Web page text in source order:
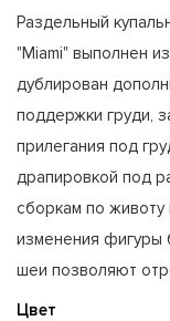
Раздельный
"Miami" выполнен
дублирован
поддержки груди,
прилегания под
драпировкой под
сборкам по животу
изменения фигуры
шеи позволяют
Цвет